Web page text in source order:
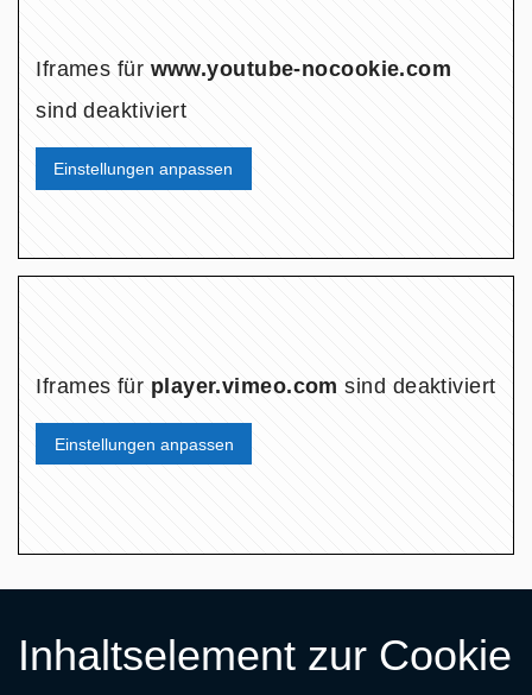
Iframes für www.youtube-nocookie.com
sind deaktiviert
Einstellungen anpassen
Iframes für player.vimeo.com sind deaktiviert
Einstellungen anpassen
Inhaltselement zur Cookie